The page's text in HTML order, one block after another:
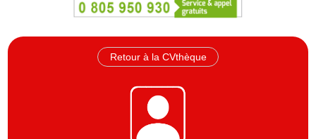
Retour à la CVthèque